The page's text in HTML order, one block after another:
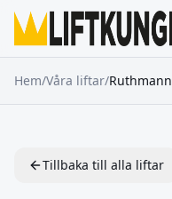
Hem/Våra liftar/Ruthmann
Tillbaka till alla liftar